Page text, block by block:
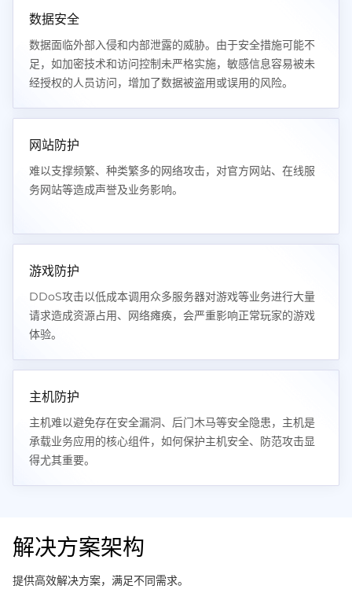
数据安全
数据面临外部入侵和内部泄露的威胁。由于安全措施可能不
足，如加密技术和访问控制未严格实施，敏感信息容易被未
经授权的人员访问，增加了数据被盗用或误用的风险。
网站防护
难以支撑频繁、种类繁多的网络攻击，对官方网站、在线服
务网站等造成声誉及业务影响。
游戏防护
DDoS攻击以低成本调用众多服务器对游戏等业务进行大量
请求造成资源占用、网络瘫痪，会严重影响正常玩家的游戏
体验。
主机防护
主机难以避免存在安全漏洞、后门木马等安全隐患，主机是
承载业务应用的核心组件，如何保护主机安全、防范攻击显
得尤其重要。
解决方案架构
提供高效解决方案，满足不同需求。